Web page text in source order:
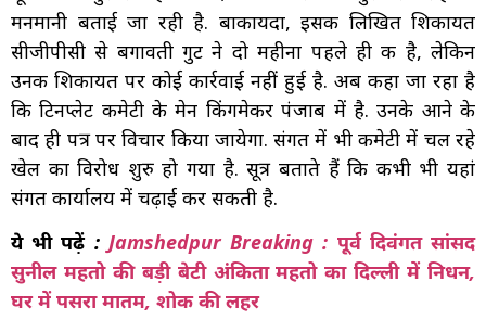
मनमानी बताई जा रही है. बाकायदा, इसकी लिखित शिकायत
सीजीपीसी से बगावती गुट ने दो महीना पहले ही की है, लेकिन
उनकी शिकायत पर कोई कार्रवाई नहीं हुई है. अब कहा जा रहा है
कि टिनप्लेट कमेटी के मेन किंगमेकर पंजाब में है. उनके आने के
बाद ही पत्र पर विचार किया जायेगा. संगत में भी कमेटी में चल रहे
खेल का विरोध शुरु हो गया है. सूत्र बताते हैं कि कभी भी यहां
संगत कार्यालय में चढ़ाई कर सकती है.
ये भी पढ़ें : Jamshedpur Breaking : पूर्व दिवंगत सांसद
सुनील महतो की बड़ी बेटी अंकिता महतो का दिल्ली में निधन,
घर में पसरा मातम, शोक की लहर